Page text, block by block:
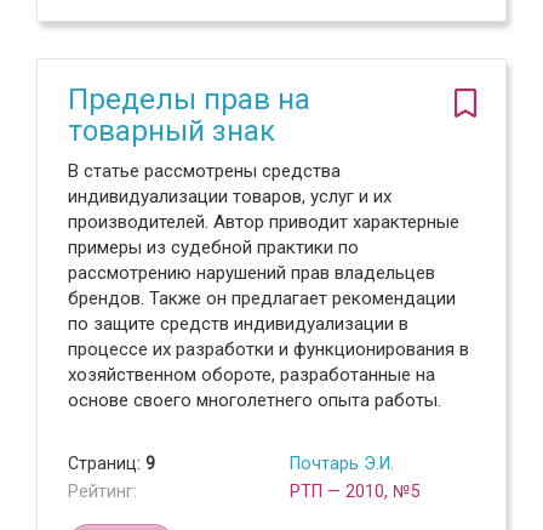
Пределы прав на
товарный знак
В статье рассмотрены средства
индивидуализации товаров, услуг и их
производителей. Автор приводит характерные
примеры из судебной практики по
рассмотрению нарушений прав владельцев
брендов. Также он предлагает рекомендации
по защите средств индивидуализации в
процессе их разработки и функционирования в
хозяйственном обороте, разработанные на
основе своего многолетнего опыта работы.
Страниц: 9
Рейтинг:
Почтарь Э.И.
РТП — 2010, №5